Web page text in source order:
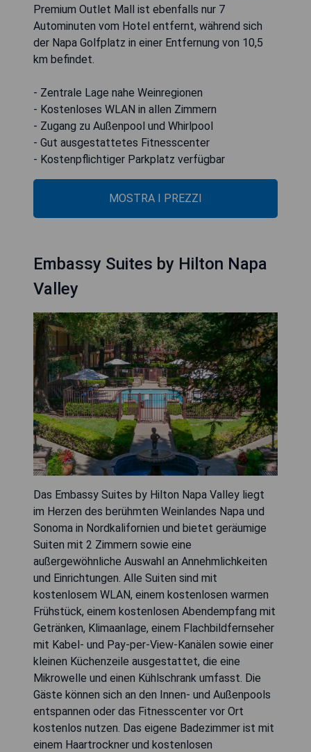
Premium Outlet Mall ist ebenfalls nur 7
Autominuten vom Hotel entfernt, während sich
der Napa Golfplatz in einer Entfernung von 10,5
km befindet.
- Zentrale Lage nahe Weinregionen
- Kostenloses WLAN in allen Zimmern
- Zugang zu Außenpool und Whirlpool
- Gut ausgestattetes Fitnesscenter
- Kostenpflichtiger Parkplatz verfügbar
MOSTRA I PREZZI
Embassy Suites by Hilton Napa
Valley
Das Embassy Suites by Hilton Napa Valley liegt
im Herzen des berühmten Weinlandes Napa und
Sonoma in Nordkalifornien und bietet geräumige
Suiten mit 2 Zimmern sowie eine
außergewöhnliche Auswahl an Annehmlichkeiten
und Einrichtungen. Alle Suiten sind mit
kostenlosem WLAN, einem kostenlosen warmen
Frühstück, einem kostenlosen Abendempfang mit
Getränken, Klimaanlage, einem Flachbildfernseher
mit Kabel- und Pay-per-View-Kanälen sowie einer
kleinen Küchenzeile ausgestattet, die eine
Mikrowelle und einen Kühlschrank umfasst. Die
Gäste können sich an den Innen- und Außenpools
entspannen oder das Fitnesscenter vor Ort
kostenlos nutzen. Das eigene Badezimmer ist mit
einem Haartrockner und kostenlosen